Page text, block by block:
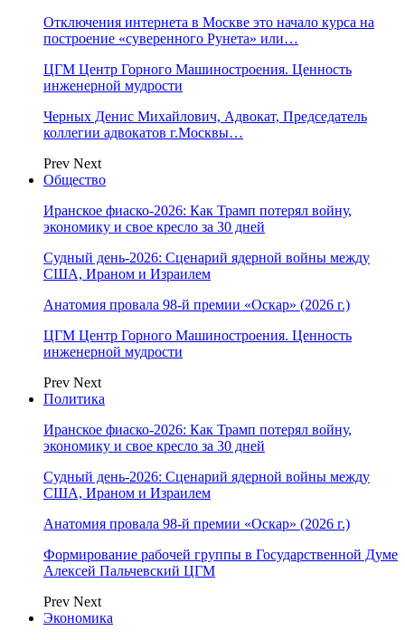
Отключения интернета в Москве это начало курса на
построение «суверенного Рунета» или…
ЦГМ Центр Горного Машиностроения. Ценность
инженерной мудрости
Черных Денис Михайлович, Адвокат, Председатель
коллегии адвокатов г.Москвы…
Prev Next
Общество
Иранское фиаско-2026: Как Трамп потерял войну,
экономику и свое кресло за 30 дней
Судный день-2026: Сценарий ядерной войны между
США, Ираном и Израилем
Анатомия провала 98-й премии «Оскар» (2026 г.)
ЦГМ Центр Горного Машиностроения. Ценность
инженерной мудрости
Prev Next
Политика
Иранское фиаско-2026: Как Трамп потерял войну,
экономику и свое кресло за 30 дней
Судный день-2026: Сценарий ядерной войны между
США, Ираном и Израилем
Анатомия провала 98-й премии «Оскар» (2026 г.)
Формирование рабочей группы в Государственной Думе
Алексей Пальчевский ЦГМ
Prev Next
Экономика